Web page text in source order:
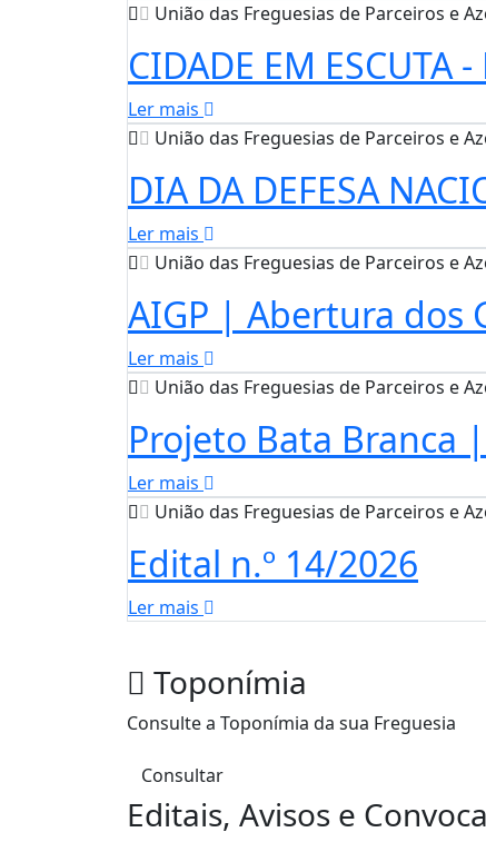
União das Freguesias de Parceiros e
CIDADE EM ESCUTA
Ler mais
União das Freguesias de Parceiros e
DIA DA DEFESA
Ler mais
União das Freguesias de Parceiros e
AIGP | Abertura dos
Ler mais
União das Freguesias de Parceiros e
Projeto Bata Branca
Ler mais
União das Freguesias de Parceiros e
Edital n.º 14/2026
Ler mais
Toponímia
Consulte a Toponímia da sua Freguesia
Consultar
Editais, Avisos e